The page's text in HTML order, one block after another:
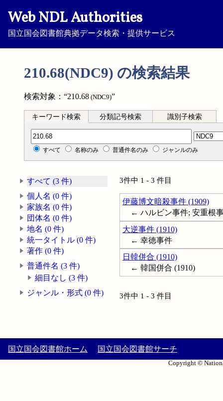
Web NDL Authorities
国立国会図書館典拠データ検索・提供サービス
210.68(NDC9) の検索結果
検索対象：“210.68 (NDC9)”
キーワード検索 分類記号検索 識別子検索
分類記号検索
すべて 名称のみ 普通件名のみ ジャンルのみ
すべて (3 件)
個人名 (0 件)
家族名 (0 件)
団体名 (0 件)
地名 (0 件)
統一タイトル (0 件)
著作 (0 件)
普通件名 (3 件)
細目なし (3 件)
ジャンル・形式 (0 件)
3件中 1 - 3 件目
伊藤博文暗殺事件 (1909)
← ハルビン事件; 安重根事
大逆事件 (1910)
← 幸徳事件
日韓併合 (1910)
← 韓国併合 (1910)
3件中 1 - 3 件目
国立国会図書館ホーム 国立国会図書館サーチ
Copyright ©